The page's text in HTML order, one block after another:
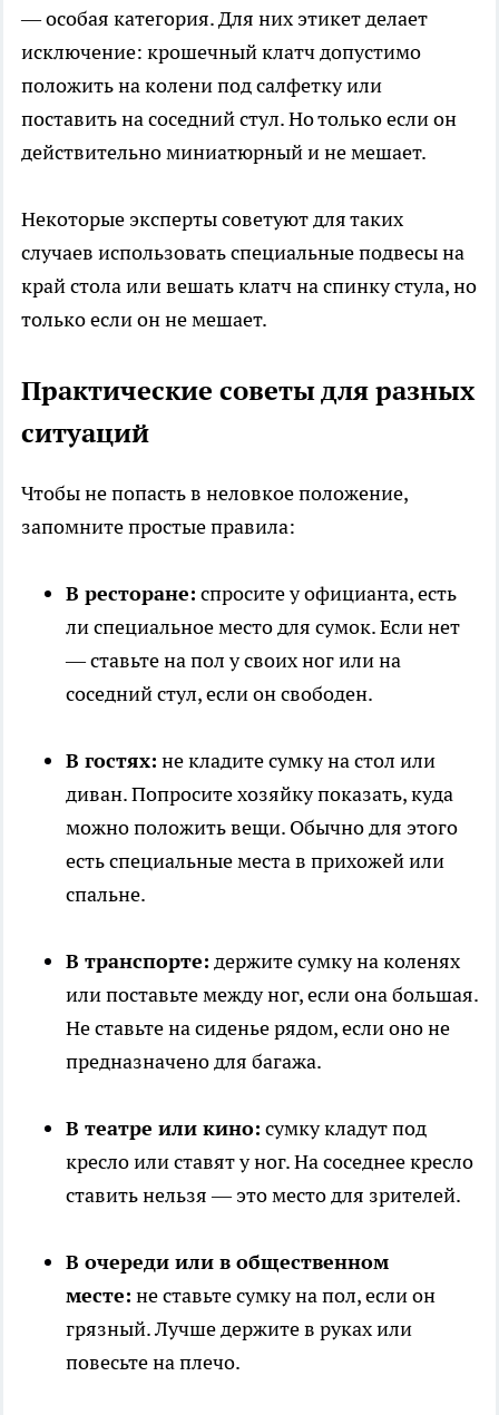
— особая категория. Для них этикет делает
исключение: крошечный клатч допустимо
положить на колени под салфетку или
поставить на соседний стул. Но только если он
действительно миниатюрный и не мешает.
Некоторые эксперты советуют для таких
случаев использовать специальные подвесы на
край стола или вешать клатч на спинку стула, но
только если он не мешает.
Практические советы для разных
ситуаций
Чтобы не попасть в неловкое положение,
запомните простые правила:
В ресторане: спросите у официанта, есть
ли специальное место для сумок. Если нет
— ставьте на пол у своих ног или на
соседний стул, если он свободен.
В гостях: не кладите сумку на стол или
диван. Попросите хозяйку показать, куда
можно положить вещи. Обычно для этого
есть специальные места в прихожей или
спальне.
В транспорте: держите сумку на коленях
или поставьте между ног, если она большая.
Не ставьте на сиденье рядом, если оно не
предназначено для багажа.
В театре или кино: сумку кладут под
кресло или ставят у ног. На соседнее кресло
ставить нельзя — это место для зрителей.
В очереди или в общественном
месте: не ставьте сумку на пол, если он
грязный. Лучше держите в руках или
повесьте на плечо.